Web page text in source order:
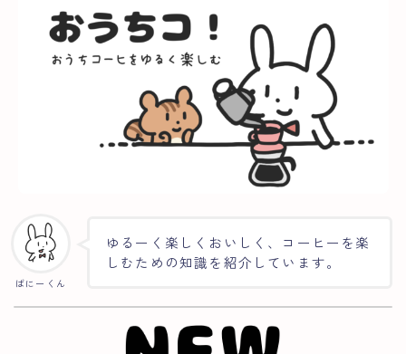
ばにーくん
ゆるーく楽しくおいしく、コーヒーを楽
しむための知識を紹介しています。